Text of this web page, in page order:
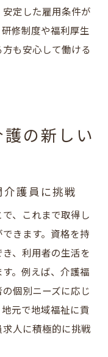
定した雇用条件が
修制度や福利厚生
も安心して働ける
の新しい
護員に挑戦
、これまで取得し
きます。資格を持
、利用者の生活を
。例えば、介護福
個別ニーズに応じ
元で地域福祉に貢
人に積極的に挑戦